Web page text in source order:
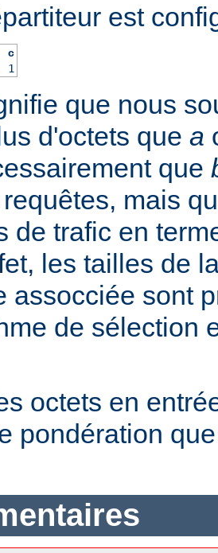
est
c
1
que nous
d'octets que a
que
mais
de trafic en
les tailles de
assocciée sont
de sélection
octets en
pondération